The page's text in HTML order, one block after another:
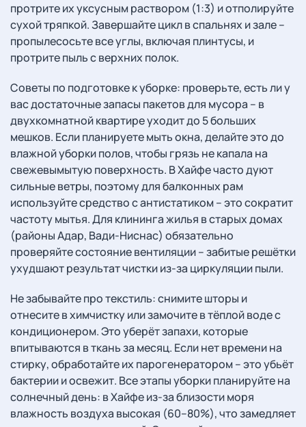
протрите их уксусным раствором (1:3) и отполируйте
сухой тряпкой. Завершайте цикл в спальнях и зале –
пропылесосьте все углы, включая плинтусы, и
протрите пыль с верхних полок.
Советы по подготовке к уборке: проверьте, есть ли у
вас достаточные запасы пакетов для мусора – в
двухкомнатной квартире уходит до 5 больших
мешков. Если планируете мыть окна, делайте это до
влажной уборки полов, чтобы грязь не капала на
свежевымытую поверхность. В Хайфе часто дуют
сильные ветры, поэтому для балконных рам
используйте средство с антистатиком – это сократит
частоту мытья. Для клининга жилья в старых домах
(районы Адар, Вади-Ниснас) обязательно
проверяйте состояние вентиляции – забитые решётки
ухудшают результат чистки из-за циркуляции пыли.
Не забывайте про текстиль: снимите шторы и
отнесите в химчистку или замочите в тёплой воде с
кондиционером. Это уберёт запахи, которые
впитываются в ткань за месяц. Если нет времени на
стирку, обработайте их парогенератором – это убьёт
бактерии и освежит. Все этапы уборки планируйте на
солнечный день: в Хайфе из-за близости моря
влажность воздуха высокая (60–80%), что замедляет